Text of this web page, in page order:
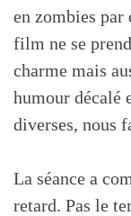
en zombies par
film ne se
charme mais
humour décalé
diverses, nous
La séance a
retard. Pas le